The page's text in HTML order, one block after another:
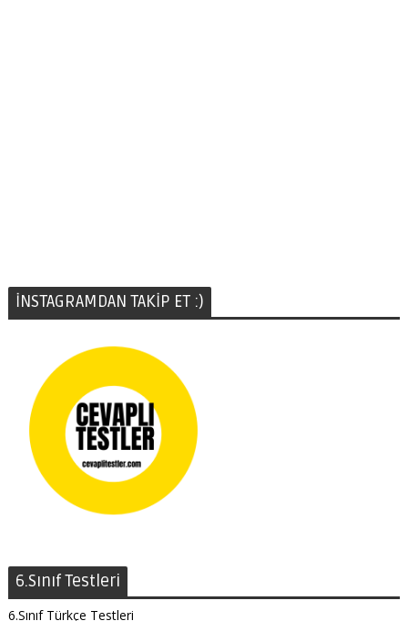
İNSTAGRAMDAN TAKİP ET :)
6.Sınıf Testleri
6.Sınıf Türkçe Testleri